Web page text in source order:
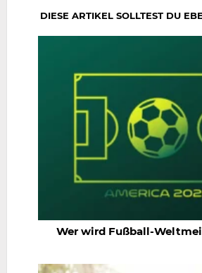
DIESE ARTIKEL SOLLTEST DU
Wer wird Fußball-